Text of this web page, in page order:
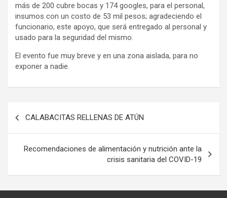
más de 200 cubre bocas y 174 googles, para el personal,
insumos con un costo de 53 mil pesos; agradeciendo el
funcionario, este apoyo, que será entregado al personal y
usado para la seguridad del mismo.
El evento fue muy breve y en una zona aislada, para no
exponer a nadie.
entradas
CALABACITAS RELLENAS DE ATÚN
Recomendaciones de alimentación y nutrición ante la
crisis sanitaria del COVID-19